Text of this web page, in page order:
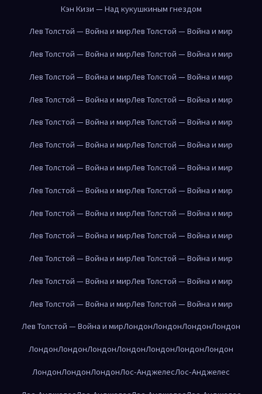
Кэн Кизи — Над кукушкиным гнездом
Лев Толстой — Война и мирЛев Толстой — Война и мир
Лев Толстой — Война и мирЛев Толстой — Война и мир
Лев Толстой — Война и мирЛев Толстой — Война и мир
Лев Толстой — Война и мирЛев Толстой — Война и мир
Лев Толстой — Война и мирЛев Толстой — Война и мир
Лев Толстой — Война и мирЛев Толстой — Война и мир
Лев Толстой — Война и мирЛев Толстой — Война и мир
Лев Толстой — Война и мирЛев Толстой — Война и мир
Лев Толстой — Война и мирЛев Толстой — Война и мир
Лев Толстой — Война и мирЛев Толстой — Война и мир
Лев Толстой — Война и мирЛев Толстой — Война и мир
Лев Толстой — Война и мирЛев Толстой — Война и мир
Лев Толстой — Война и мирЛев Толстой — Война и мир
Лев Толстой — Война и мирЛондонЛондонЛондонЛондон
ЛондонЛондонЛондонЛондонЛондонЛондонЛондон
ЛондонЛондонЛондонЛос-АнджелесЛос-Анджелес